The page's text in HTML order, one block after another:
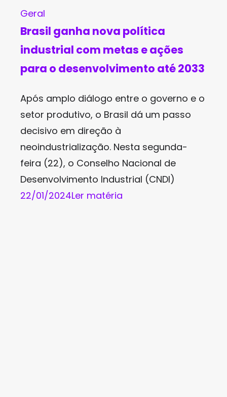
Geral
Brasil ganha nova política
industrial com metas e ações
para o desenvolvimento até 2033
Após amplo diálogo entre o governo e o
setor produtivo, o Brasil dá um passo
decisivo em direção à
neoindustrialização. Nesta segunda-
feira (22), o Conselho Nacional de
Desenvolvimento Industrial (CNDI)
22/01/2024Ler matéria